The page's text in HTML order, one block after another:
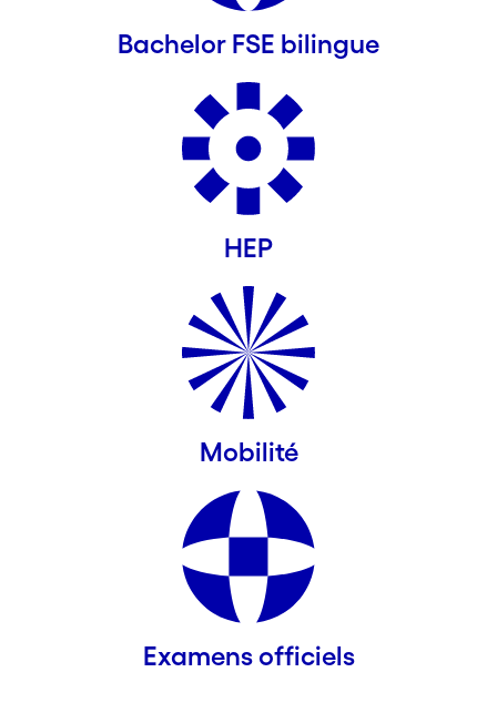
Bachelor FSE bilingue
HEP
Mobilité
Examens officiels